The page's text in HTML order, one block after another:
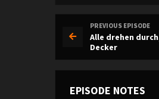
PREVIOUS EPISODE
Alle drehen
Decker
EPISODE NOTES